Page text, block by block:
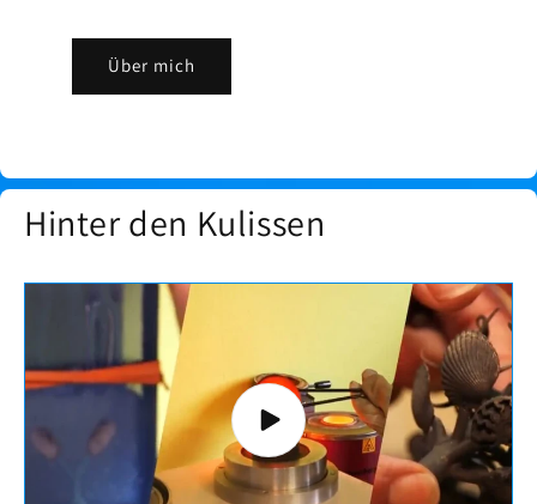
Über mich
Hinter den Kulissen